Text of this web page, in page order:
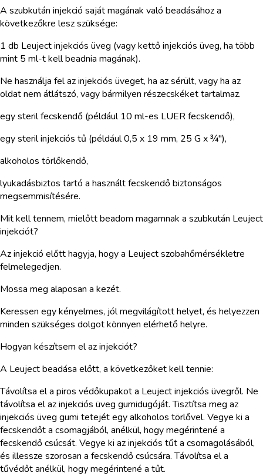
A szubkután injekció saját magának való beadásához a
következőkre lesz szüksége:
1 db Leuject injekciós üveg (vagy kettő injekciós üveg, ha több
mint 5 ml-t kell beadnia magának).
Ne használja fel az injekciós üveget, ha az sérült, vagy ha az
oldat nem átlátszó, vagy bármilyen részecskéket tartalmaz.
egy steril fecskendő (például 10 ml-es LUER fecskendő),
egy steril injekciós tű (például 0,5 x 19 mm, 25 G x ¾"),
alkoholos törlőkendő,
lyukadásbiztos tartó a használt fecskendő biztonságos
megsemmisítésére.
Mit kell tennem, mielőtt beadom magamnak a szubkután Leuject
injekciót?
Az injekció előtt hagyja, hogy a Leuject szobahőmérsékletre
felmelegedjen.
Mossa meg alaposan a kezét.
Keressen egy kényelmes, jól megvilágított helyet, és helyezzen
minden szükséges dolgot könnyen elérhető helyre.
Hogyan készítsem el az injekciót?
A Leuject beadása előtt, a következőket kell tennie:
Távolítsa el a piros védőkupakot a Leuject injekciós üvegről. Ne
távolítsa el az injekciós üveg gumidugóját. Tisztítsa meg az
injekciós üveg gumi tetejét egy alkoholos törlővel. Vegye ki a
fecskendőt a csomagjából, anélkül, hogy megérintené a
fecskendő csúcsát. Vegye ki az injekciós tűt a csomagolásából,
és illessze szorosan a fecskendő csúcsára. Távolítsa el a
tűvédőt anélkül, hogy megérintené a tűt.